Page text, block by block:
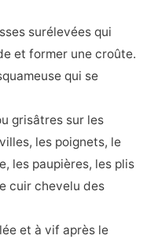
surélevées qui
et former une croûte.
qui se
grisâtres sur les
les poignets, le
les paupières, les plis
cuir chevelu des
et à vif après le